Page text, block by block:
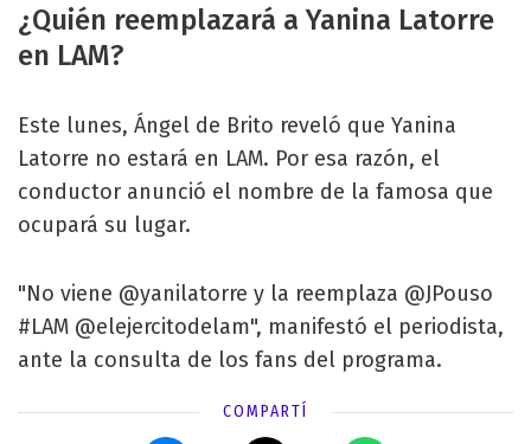
¿Quién reemplazará a Yanina Latorre
en LAM?
Este lunes, Ángel de Brito reveló que Yanina
Latorre no estará en LAM. Por esa razón, el
conductor anunció el nombre de la famosa que
ocupará su lugar.
"No viene @yanilatorre y la reemplaza @JPouso
#LAM @elejercitodelam", manifestó el periodista,
ante la consulta de los fans del programa.
COMPARTÍ